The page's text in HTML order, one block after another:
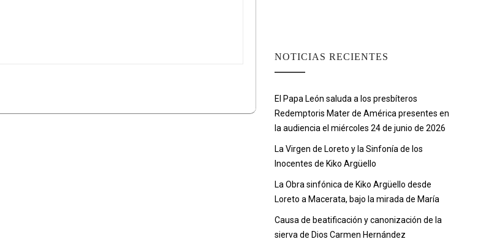
NOTICIAS RECIENTES
El Papa León saluda a los presbíteros
Redemptoris Mater de América presentes en
la audiencia el miércoles 24 de junio de 2026
La Virgen de Loreto y la Sinfonía de los
Inocentes de Kiko Argüello
La Obra sinfónica de Kiko Argüello desde
Loreto a Macerata, bajo la mirada de María
Causa de beatificación y canonización de la
sierva de Dios Carmen Hernández